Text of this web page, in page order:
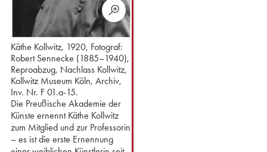
Käthe Kollwitz, 1920, Fotograf:
Robert Sennecke (1885–1940),
Reproabzug, Nachlass Kollwitz,
Kollwitz Museum Köln, Archiv,
Inv. Nr. F 01.a-15.
Die Preußische Akademie der
Künste ernennt Käthe Kollwitz
zum Mitglied und zur Professorin
– es ist die erste Ernennung